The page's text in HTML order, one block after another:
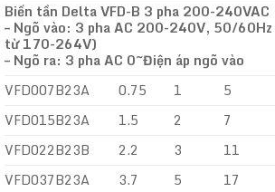
Biến tần Delta VFD-B 3 pha 200-240VAC
– Ngõ vào: 3 pha AC 200-240V, 50/60Hz
từ 170-264V)
– Ngõ ra: 3 pha AC 0~Điện áp ngõ vào
VFD007B23A
0.75 1 5
VFD015B23A
1.5 2 7
VFD022B23B
2.2 3 11
VFD037B23A
3.7 5 17